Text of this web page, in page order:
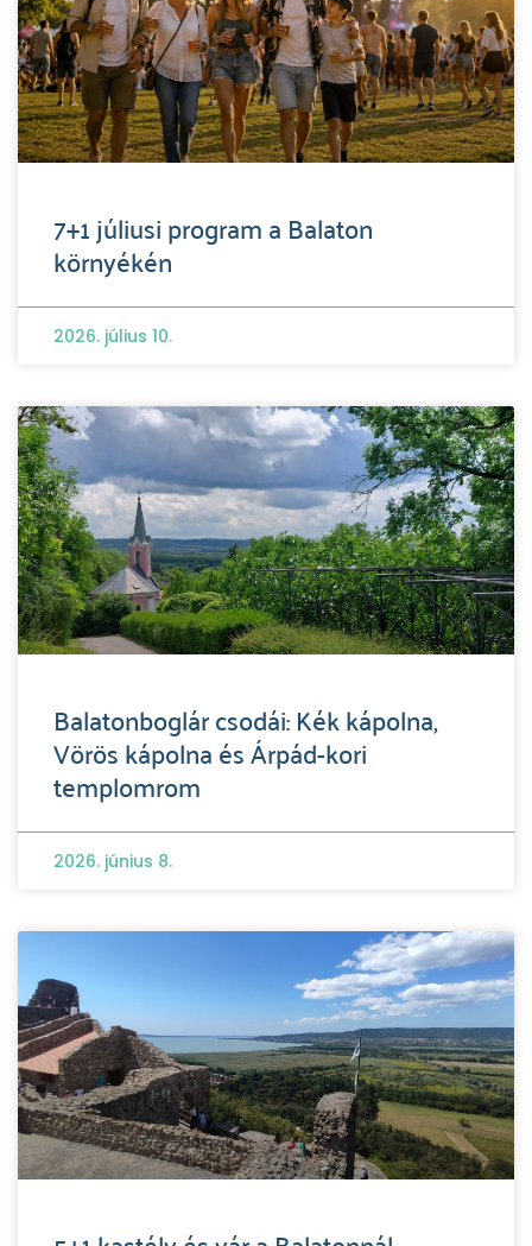
7+1 júliusi program a Balaton
környékén
2026. július 10.
Balatonboglár csodái: Kék kápolna,
Vörös kápolna és Árpád-kori
templomrom
2026. június 8.